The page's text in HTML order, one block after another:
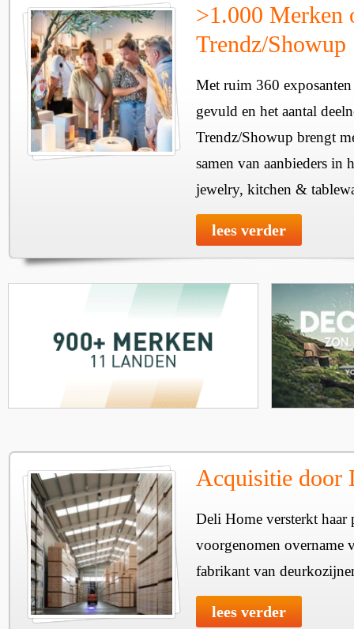
>1.000 Merken
Trendz/Showup
Met ruim 360
gevuld en het aantal
Trendz/Showup brengt
samen van aanbieders in
jewelry, kitchen &
lees verder
Acquisitie door
Deli Home versterkt haar
voorgenomen overname
fabrikant van
lees verder